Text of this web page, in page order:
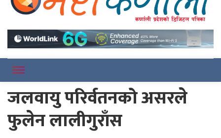
Merokarnali
जलवायु परिर्वतनको असरले
फुलेन लालीगुराँस